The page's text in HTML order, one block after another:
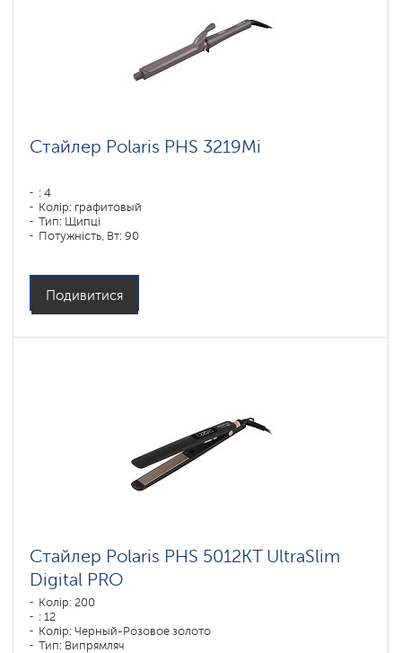
Стайлер Polaris PHS 3219Mi
: 4
Колір: графитовый
Тип: Щипці
Потужність, Вт: 90
Подивитися
Стайлер Polaris PHS 5012KT UltraSlim
Digital PRO
Колір: 200
: 12
Колір: Черный-Розовое золото
Тип: Випрямляч